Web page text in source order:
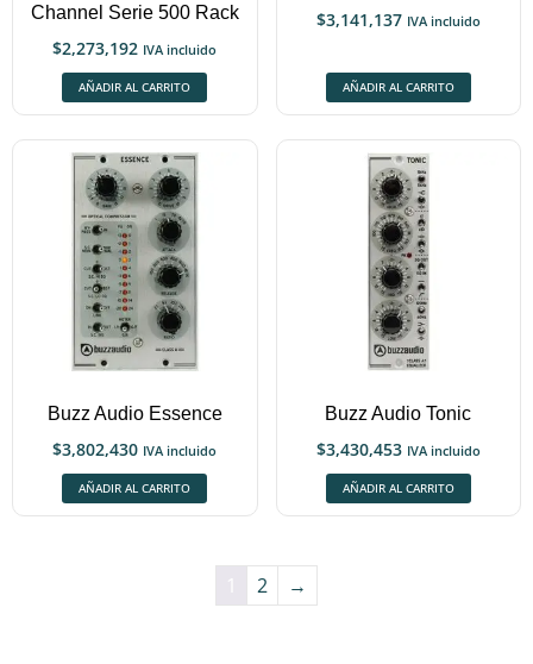
Channel Serie 500 Rack
$2,273,192 IVA incluido
AÑADIR AL CARRITO
$3,141,137 IVA incluido
AÑADIR AL CARRITO
Buzz Audio Essence
$3,802,430 IVA incluido
AÑADIR AL CARRITO
Buzz Audio Tonic
$3,430,453 IVA incluido
AÑADIR AL CARRITO
1 2 →